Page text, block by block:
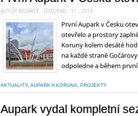
AUTOR REDAKCE LISTOPAD - 11 - 2016
První Aupark v Česku
otevřelo a prostory
Koruny kolem desáté
na každé straně
odpoledne a během
AKTUALITY, AUPARK A KORUNA PROJEKTY
Aupark vydal kompletní